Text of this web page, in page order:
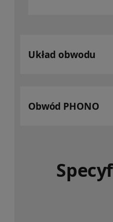
Układ obwodu
Obwód PHONO